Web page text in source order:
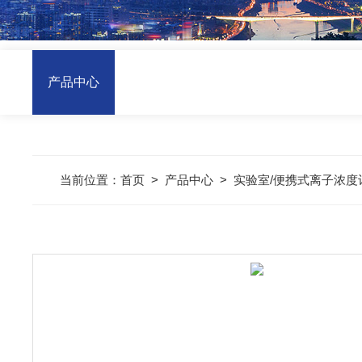
产品中心
当前位置：首页 > 产品中心 > 实验室/便携式离子浓度